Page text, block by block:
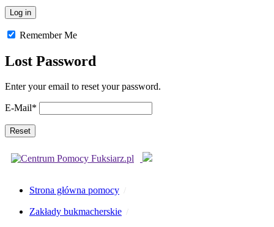
Remember Me
Lost Password
Enter your email to reset your password.
E-Mail*
Strona główna pomocy
Zakłady bukmacherskie